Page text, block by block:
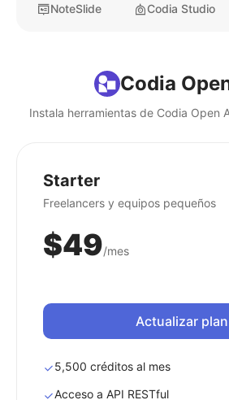
NoteSlide Codia Studio
Codia
Starter
Freelancers y equipos pequeños
$49/mes
Actualizar plan
5,500 créditos al mes
Acceso a API RESTful